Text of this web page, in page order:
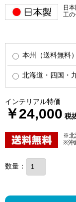
日
工
本州（送料無料）
北海道・四国・
インテリアル特価
￥24,000 税
※北
※沖
数量：